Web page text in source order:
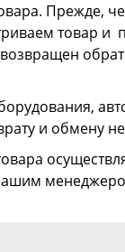
Прежде,
товар и
и обмену